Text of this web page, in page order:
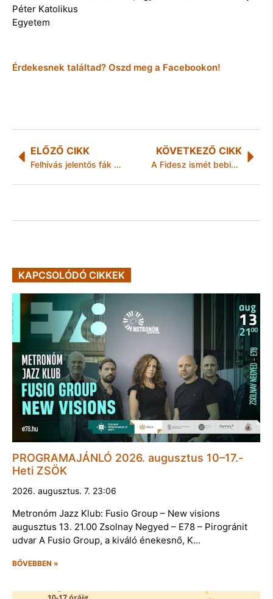
Péter Katolikus
Egyetem
Érdekesnek találtad? Oszd meg a Facebookon!
ELŐZŐ CIKK
Felhívás jelentős fák felkutatására
KÖVETKEZŐ CIKK
A Fidesz ismét bebizonyította, mit gondol a szólásszabadságról
KAPCSOLÓDÓ CIKKEK
PROGRAMAJÁNLÓ 2026. augusztus 10–17.-
Heti ZSÖK
2026. augusztus. 7. 23:06
Metronóm Jazz Klub: Fusio Group – New visions
augusztus 13. 21.00 Zsolnay Negyed – E78 – Pirogránit
udvar A Fusio Group, a kiváló énekesnő, K…
BŐVEBBEN »